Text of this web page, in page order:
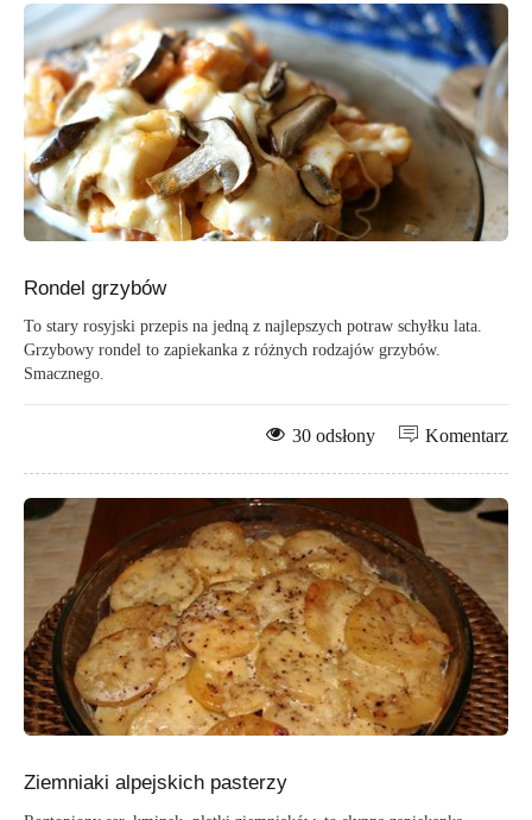
Rondel grzybów
To stary rosyjski przepis na jedną z najlepszych potraw schyłku lata.
Grzybowy rondel to zapiekanka z różnych rodzajów grzybów.
Smacznego.
Komentarz
30 odsłony
Ziemniaki alpejskich pasterzy